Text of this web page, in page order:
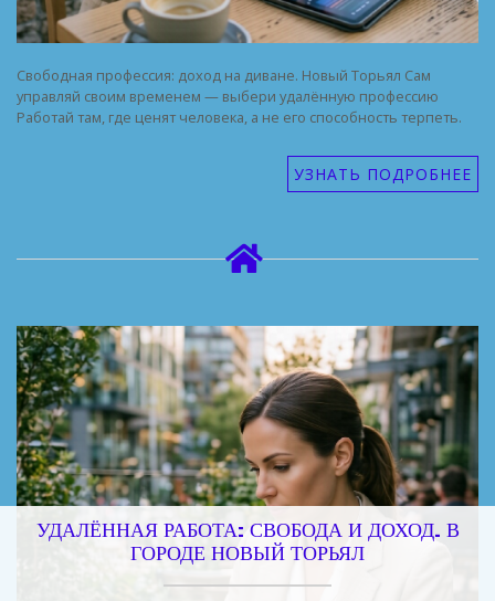
Свободная профессия: доход на диване. Новый Торьял Сам
управляй своим временем — выбери удалённую профессию
Работай там, где ценят человека, а не его способность терпеть.
УЗНАТЬ ПОДРОБНЕЕ
УДАЛЁННАЯ РАБОТА: СВОБОДА И ДОХОД. В
ГОРОДЕ НОВЫЙ ТОРЬЯЛ